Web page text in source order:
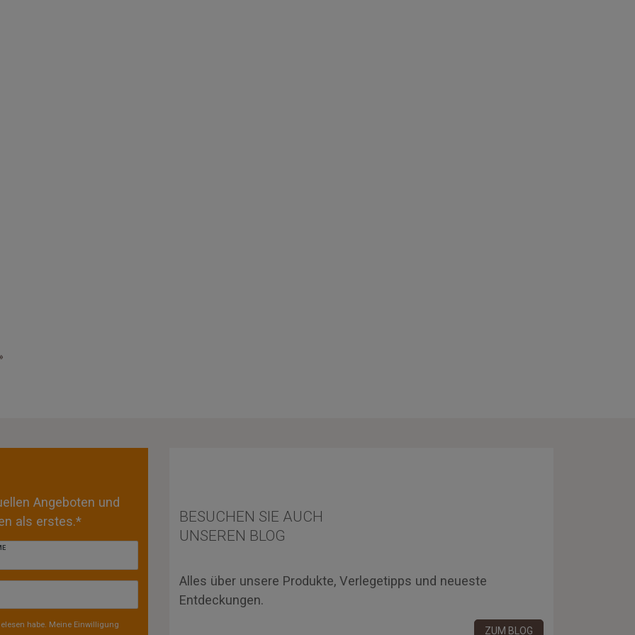
Angeboten und
als erstes.*
habe. Meine Einwilligung
BESUCHEN SIE AUCH
UNSEREN BLOG
Alles über unsere Produkte, Verlegetipps und neueste
Entdeckungen.
ZUM BLOG